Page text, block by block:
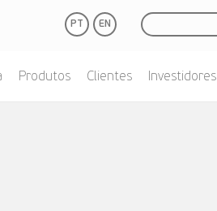
PT EN
Produtos Clientes Investidores